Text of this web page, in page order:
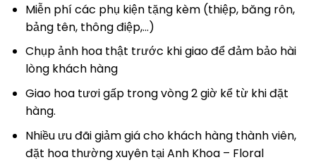
Miễn phí các phụ kiện tặng kèm (thiệp, băng rôn,
bảng tên, thông điệp,…)
Chụp ảnh hoa thật trước khi giao để đảm bảo hài
lòng khách hàng
Giao hoa tươi gấp trong vòng 2 giờ kể từ khi đặt
hàng.
Nhiều ưu đãi giảm giá cho khách hàng thành viên,
đặt hoa thường xuyên tại Anh Khoa – Floral